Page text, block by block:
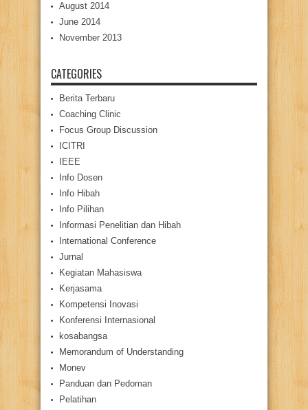
August 2014
June 2014
November 2013
CATEGORIES
Berita Terbaru
Coaching Clinic
Focus Group Discussion
ICITRI
IEEE
Info Dosen
Info Hibah
Info Pilihan
Informasi Penelitian dan Hibah
International Conference
Jurnal
Kegiatan Mahasiswa
Kerjasama
Kompetensi Inovasi
Konferensi Internasional
kosabangsa
Memorandum of Understanding
Monev
Panduan dan Pedoman
Pelatihan